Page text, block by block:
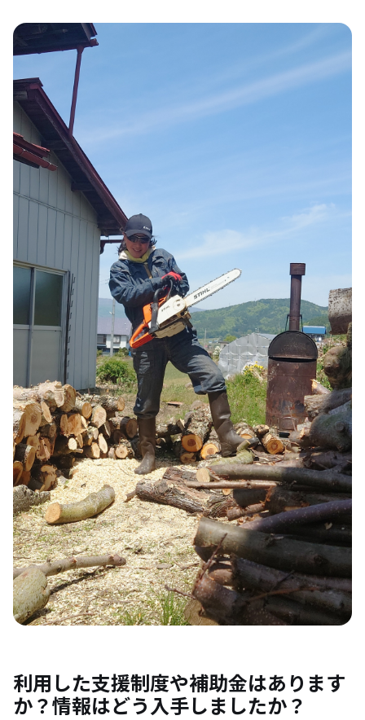
どんな時に木島平村に移住してよかったと
思いますか？暮らして感じる魅力は？
移住して驚いたことはなんですか？また、
困ったことはありますか？
木島平村の子育て環境について感じること
は?
お気に入りの場所や好きな地域食につい
て。
今後やってみたいことはありますか？
移住を検討されている方にひとこと！
お問い合わせ
利用した支援制度や補助金はあります
か？情報はどう入手しましたか？